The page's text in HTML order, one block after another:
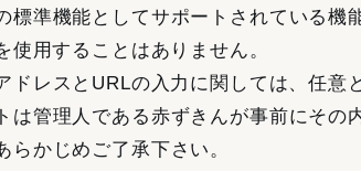
標準機能としてサポートされている機
使用することはありません。
ドレスとURLの入力に関しては、任意
は管理人である赤ずきんが事前にその
らかじめご了承下さい。